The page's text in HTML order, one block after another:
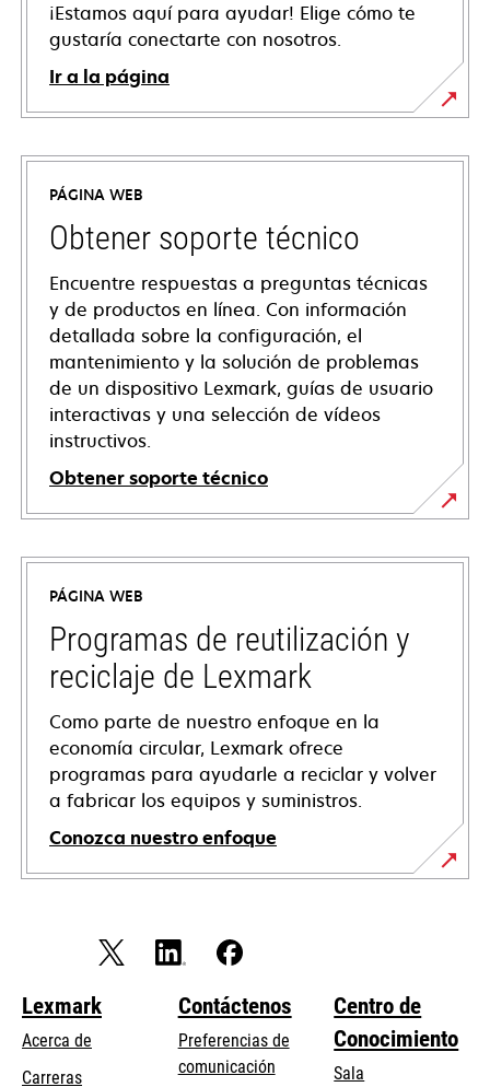
¡Estamos aquí para ayudar! Elige cómo te
gustaría conectarte con nosotros.
Ir a la página
PÁGINA WEB
Obtener soporte técnico
Encuentre respuestas a preguntas técnicas
y de productos en línea. Con información
detallada sobre la configuración, el
mantenimiento y la solución de problemas
de un dispositivo Lexmark, guías de usuario
interactivas y una selección de vídeos
instructivos.
Obtener soporte técnico
se
abre
una
pestaña
nueva
PÁGINA WEB
Programas de reutilización y
reciclaje de Lexmark
Como parte de nuestro enfoque en la
economía circular, Lexmark ofrece
programas para ayudarle a reciclar y volver
a fabricar los equipos y suministros.
Conozca nuestro enfoque
Lexmark
Acerca de
Carreras
Contáctenos
Preferencias de
comunicación
Centro de
Conocimiento
Sala